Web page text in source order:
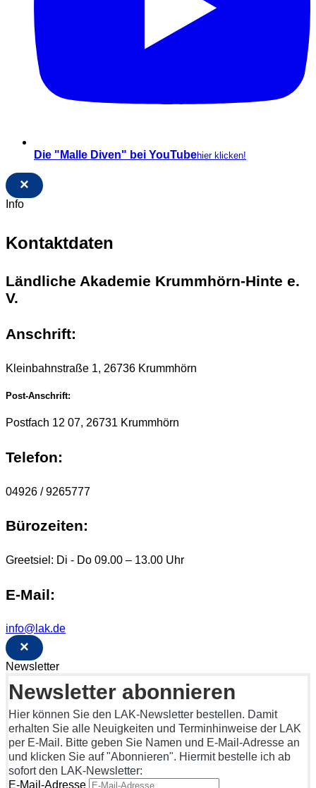
Die "Malle Diven" bei YouTubehier klicken!
×
Info
Kontaktdaten
Ländliche Akademie Krummhörn-Hinte e.
V.
Anschrift:
Kleinbahnstraße 1, 26736 Krummhörn
Post-Anschrift:
Postfach 12 07, 26731 Krummhörn
Telefon:
04926 / 9265777
Bürozeiten:
Greetsiel: Di - Do 09.00 – 13.00 Uhr
E-Mail:
info@lak.de
×
Newsletter
Newsletter abonnieren
Hier können Sie den LAK-Newsletter bestellen. Damit
erhalten Sie alle Neuigkeiten und Terminhinweise der LAK
per E-Mail. Bitte geben Sie Namen und E-Mail-Adresse an
und klicken Sie auf "Abonnieren". Hiermit bestelle ich ab
sofort den LAK-Newsletter:
E-Mail-Adresse